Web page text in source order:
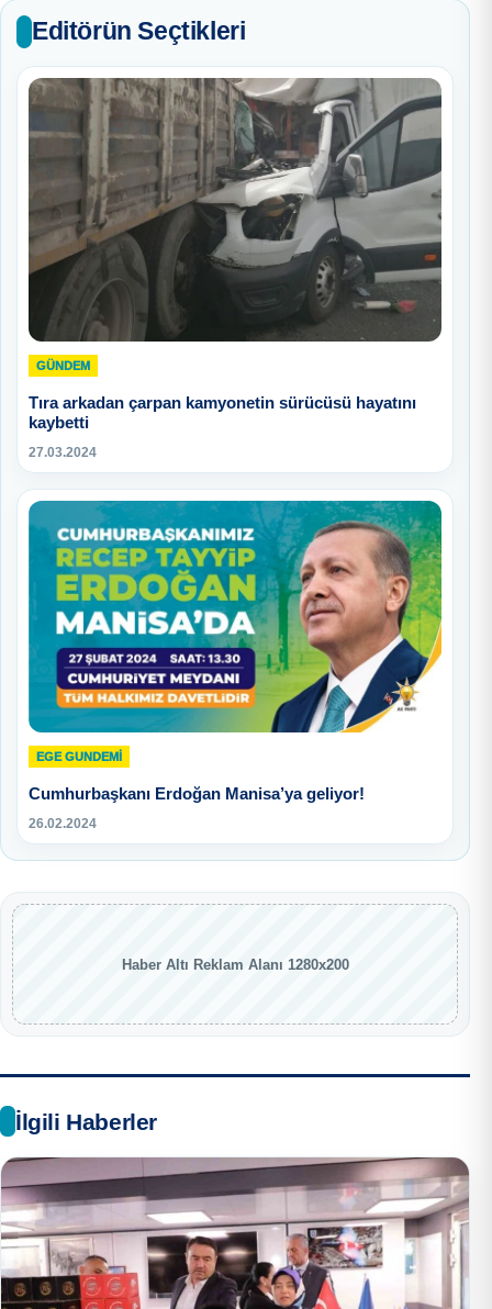
Editörün Seçtikleri
GÜNDEM
Tıra arkadan çarpan kamyonetin sürücüsü hayatını
kaybetti
27.03.2024
EGE GUNDEMİ
Cumhurbaşkanı Erdoğan Manisa’ya geliyor!
26.02.2024
Haber Altı Reklam Alanı 1280x200
İlgili Haberler